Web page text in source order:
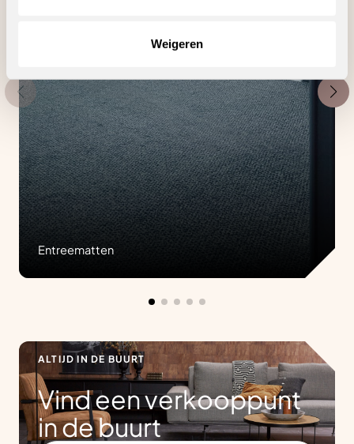
Weigeren
Entreematten
ALTIJD IN DE BUURT
Vind een verkooppunt
in de buurt